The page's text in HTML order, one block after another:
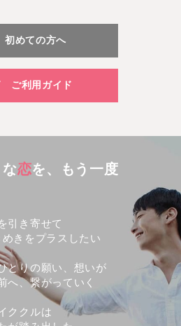
初めての方へ
ご利用ガイド
恋を、もう一度
引き寄せて
きをプラスしたい
とりの願い、想いが
へ、繋がっていく
ククルは